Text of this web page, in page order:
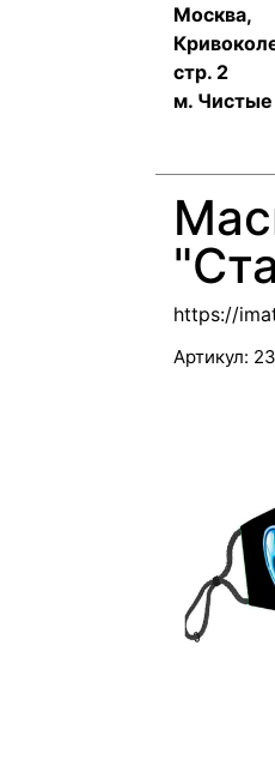
Москва,
стр. 2
м.
https://
Артикул: